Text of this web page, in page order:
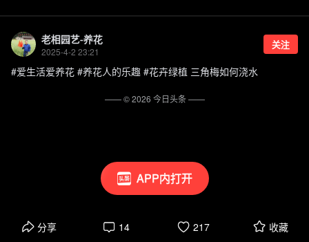
APP内打开
老相园艺-养花
2025-4-2 23:21
关注
#爱生活爱养花 #养花人的乐趣 #花卉绿植 三角梅如何浇水
分享 14 217 收藏
—— ©2026 今日头条——